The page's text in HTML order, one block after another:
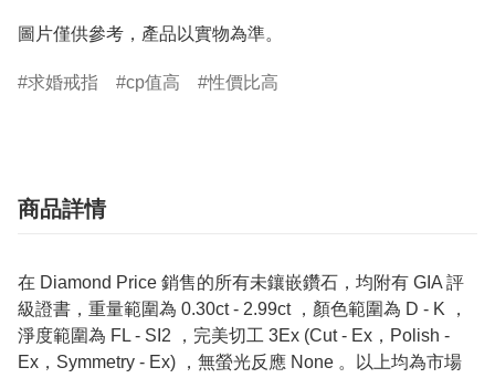
圖片僅供參考，產品以實物為準。
求婚戒指 cp值高 性價比高
商品詳情
在 Diamond Price 銷售的所有未鑲嵌鑽石，均附有 GIA 評
級證書，重量範圍為 0.30ct - 2.99ct ，顏色範圍為 D - K ，
淨度範圍為 FL - SI2 ，完美切工 3Ex (Cut - Ex，Polish -
Ex，Symmetry - Ex) ，無螢光反應 None 。以上均為市場